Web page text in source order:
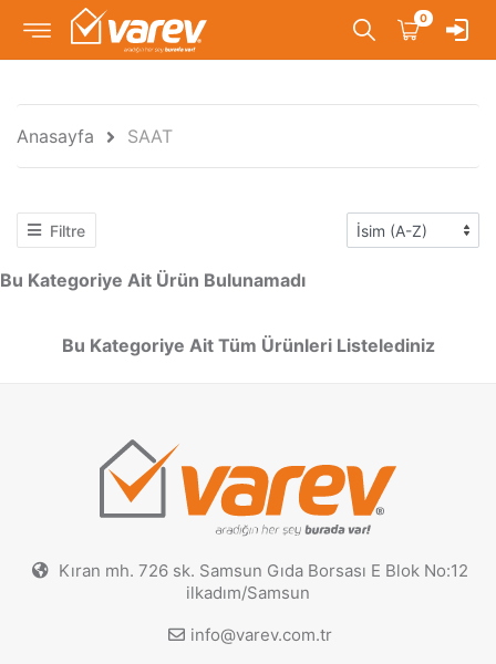
0
Anasayfa SAAT
Filtre
Bu Kategoriye Ait Ürün Bulunamadı
Bu Kategoriye Ait Tüm Ürünleri Listelediniz
Kıran mh. 726 sk. Samsun Gıda Borsası E Blok No:12
ilkadım/Samsun
info@varev.com.tr